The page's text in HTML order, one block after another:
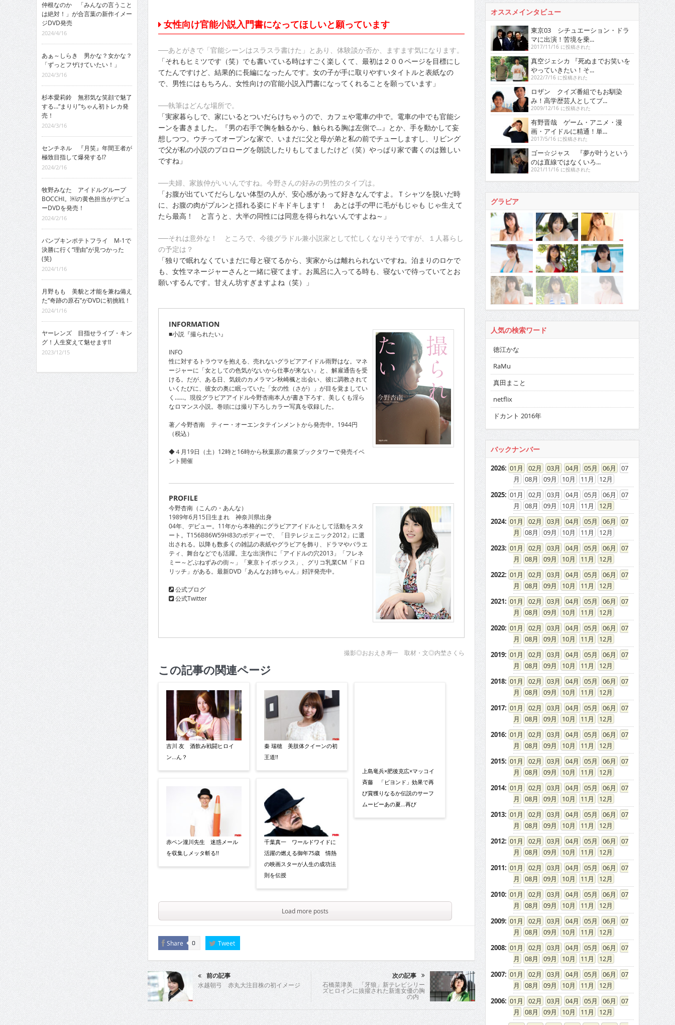
女性向け官能小説入門書になってほしいと願っています
──あとがきで「官能シーンはスラスラ書けた」とあり、体験談か否か、ますます気になります。
「それもヒミツです（笑）でも書いている時はすごく楽しくて、最初は２００ページを目標にし
てたんですけど、結果的に長編になったんです。女の子が手に取りやすいタイトルと表紙なの
で、男性にはもちろん、女性向けの官能小説入門書になってくれることを願っています」
──執筆はどんな場所で。
「実家暮らしで、家にいるとついだらけちゃうので、カフェや電車の中で。電車の中でも官能シ
ーンを書きました。『男の右手で胸を触るから、触られる胸は左側で…』とか、手を動かして妄
想しつつ。ウチってオープンな家で、いまだに父と母が弟と私の前でチューしますし、リビング
で父が私の小説のプロローグを朗読したりもしてましたけど（笑）やっぱり家で書くのは難しい
ですね」
──夫婦、家族仲がいいんですね。今野さんの好みの男性のタイプは。
「お腹が出ていてだらしない体型の人が、安心感があって好きなんですよ。Ｔシャツを脱いだ時
に、お腹の肉がプルンと揺れる姿にドキドキします！ あとは手の甲に毛がもじゃも じゃ生えて
たら最高！ と言うと、大半の同性には同意を得られないんですよね～」
──それは意外な！ ところで、今後グラドル兼小説家として忙しくなりそうですが、１人暮らし
の予定は？
「独りで眠れなくていまだに母と寝てるから、実家からは離れられないですね。泊まりのロケで
も、女性マネージャーさんと一緒に寝てます。お風呂に入ってる時も、寝ないで待っていてとお
願いするんです。甘えん坊すぎますよね（笑）」
INFORMATION
■小説『撮られたい』
INFO
性に対するトラウマを抱える、売れないグラビアアイドル雨野はな。マネ
ージャーに「女としての色気がないから仕事が来ない」と、解雇通告を受
ける。だが、ある日、気鋭のカメラマン秋崎楓と出会い、彼に調教されて
いくたびに、彼女の奥に眠っていた「女の性（さが）」が目を覚ましてい
く……。現役グラビアアイドル今野杏南本人が書き下ろす、美しくも淫ら
なロマンス小説。巻頭には撮り下ろしカラー写真を収録した。
著／今野杏南 ティー・オーエンタテインメントから発売中。1944円
（税込）
◆４月19日（土）12時と16時から秋葉原の書泉ブックタワーで発売イベ
ント開催
PROFILE
今野杏南（こんの・あんな）
1989年6月15日生まれ 神奈川県出身
04年、デビュー。11年から本格的にグラビアアイドルとして活動をスタ
ート。T156B86W59H83のボディーで、「日テレジェニック2012」に選
出される。以降も数多くの雑誌の表紙やグラビアを飾り、ドラマやバラエ
ティ、舞台などでも活躍。主な出演作に「アイドルの穴2013」「フレネ
ミー～どぶねずみの街～」「東京トイボックス」、グリコ乳業CM「ドロ
リッチ」がある。最新DVD「あんなお姉ちゃん」好評発売中。
公式ブログ
公式Twitter
撮影◎おおえき寿一 取材・文◎内埜さくら
この記事の関連ページ
吉川 友 酒飲み戦闘ヒロイ
ン…ん？
赤ペン瀧川先生 迷惑メール
を収集しメッタ斬る!!
秦 瑞穂 美肢体クイーンの初
王道!!
千葉真一 ワールドワイドに
活躍の燃える御年75歳 情熱
の映画スターが人生の成功法
則を伝授
び賞獲りなるか伝説のサーフ
ムービーあの夏…再び
Load more posts
Share 0 Tweet
前の記事
水越朝弓 赤丸大注目株の初イメージ
次の記事
石橋菜津美 「牙狼」新テレビシリー
ズヒロインに抜擢された新進女優の胸
の内
仲根なのか 「みんなの言うこと
は絶対！」が合言葉の新作イメー
ジDVD発売
2024/4/16
あぁ～しらき 男かな？女かな？
「ずっとフザけていたい！」
2024/3/16
杉本愛莉鈴 無邪気な笑顔で魅了
する…“まりり”ちゃん初トレカ発
売！
2024/3/16
センチネル 『月笑』年間王者が
極致目指して爆発する!?
2024/2/16
牧野みなた アイドルグループ
BOCCHI。￼の黄色担当がデビュ
ーDVDを発売！
2024/2/16
パンプキンポテトフライ M-1で
決勝に行く“理由”が見つかった
(笑)
2024/1/16
月野もも 美貌と才能を兼ね備え
た“奇跡の原石”がDVDに初挑戦！
2024/1/16
ヤーレンズ 目指せライブ・キン
グ！人生変えて魅せます!!
2023/12/15
オススメインタビュー
東京03 シチュエーション・ドラ
マに出演！苦境を乗...
2017/11/16 に投稿された
真空ジェシカ 『死ぬまでお笑いを
やっていきたい！そ...
2022/7/16 に投稿された
ロザン クイズ番組でもお馴染
み！高学歴芸人としてブ...
2009/12/16 に投稿された
有野晋哉 ゲーム・アニメ・漫
画・アイドルに精通！単...
2017/5/16 に投稿された
ゴー☆ジャス 『夢が叶うという
のは直線ではなくいろ...
2021/11/16 に投稿された
グラビア
人気の検索ワード
徳江かな
RaMu
真田まこと
netflix
ドカント 2016年
バックナンバー
2026: 01 02 03 04 05 06
07
08
09 10 11
12
2025: 01 02 03 04 05 06
07
08
09 10 11
12
2024: 01 02 03 04 05 06
07
08
09 10 11
12
2023: 01 02 03 04 05 06
07
08
09 10 11
12
2022: 01 02 03 04 05 06
07
08
09 10 11
12
2021: 01 02 03 04 05 06
07
08
09 10 11
12
2020: 01 02 03 04 05 06
07
08
09 10 11
12
2019: 01 02 03 04 05 06
07
08
09 10 11
12
2018: 01 02 03 04 05 06
07
08
09 10 11
12
2017: 01 02 03 04 05 06
07
08
09 10 11
12
2016: 01 02 03 04 05 06
07
08
09 10 11
12
2015: 01 02 03 04 05 06
07
08
09 10 11
12
2014: 01 02 03 04 05 06
07
08
09 10 11
12
2013: 01 02 03 04 05 06
07
08
09 10 11
12
2012: 01 02 03 04 05 06
07
08
09 10 11
12
2011: 01 02 03 04 05 06
07
08
09 10 11
12
2010: 01 02 03 04 05 06
07
08
09 10 11
12
2009: 01 02 03 04 05 06
07
08
09 10 11
12
2008: 01 02 03 04 05 06
07
08
09 10 11
12
2007: 01 02 03 04 05 06
07
08
09 10 11
12
2006: 01 02 03 04 05 06
07
08
09 10 11
12